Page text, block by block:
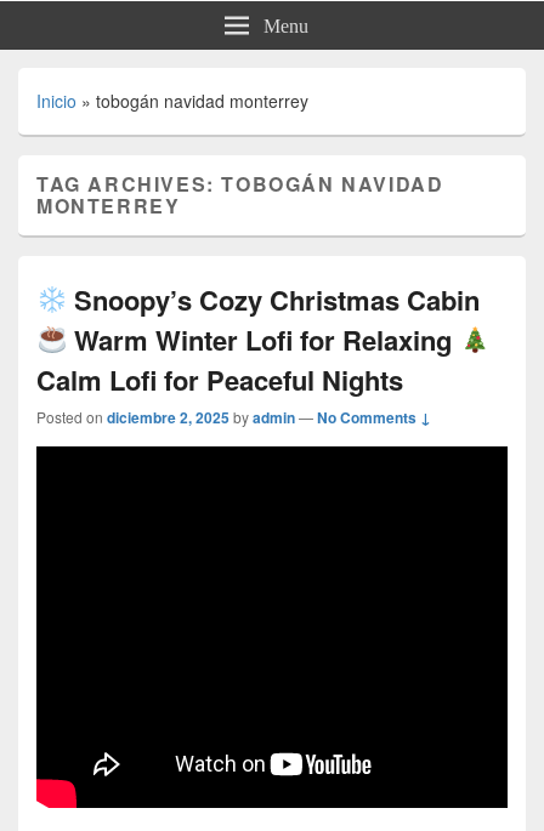
Menu
Inicio » tobogán navidad monterrey
TAG ARCHIVES:TOBOGÁN NAVIDAD
MONTERREY
Snoopy’s Cozy Christmas Cabin
Warm Winter Lofi for Relaxing
Calm Lofi for Peaceful Nights
Posted on diciembre 2, 2025byadmin—No Comments ↓